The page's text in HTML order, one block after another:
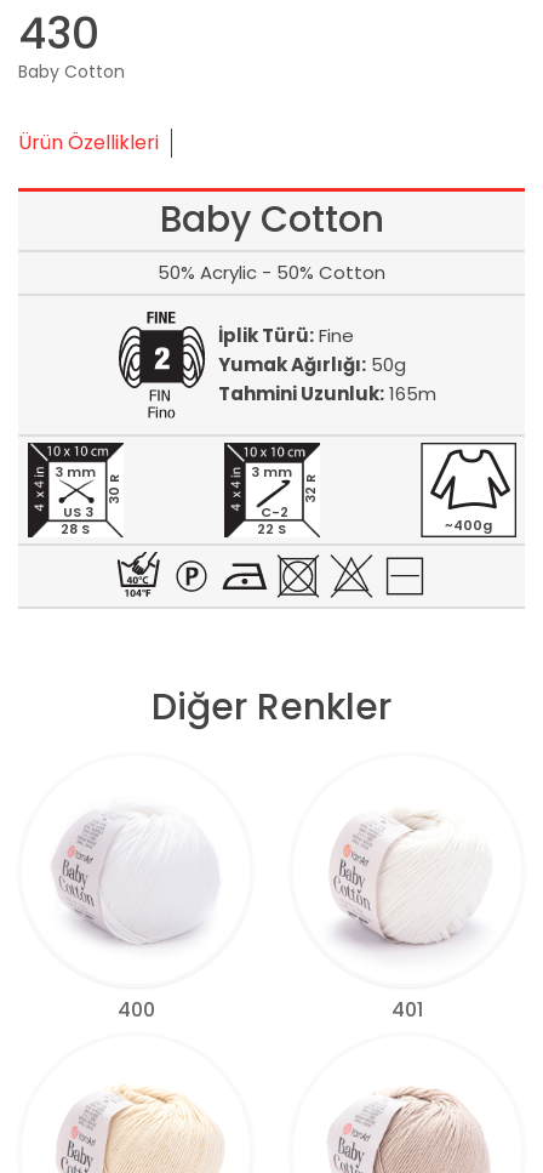
430
Baby Cotton
Ürün Özellikleri
Baby Cotton
50% Acrylic - 50% Cotton
İplik Türü:Fine
Yumak Ağırlığı: 50g
Tahmini Uzunluk:165m
28 S
30 R
3 mm
US 3
22 S
32 R
3 mm
C-2
~400g
Diğer Renkler
400 401